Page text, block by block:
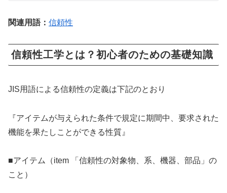
関連用語： 信頼性
信頼性工学とは？初心者のための基礎知識
JIS用語による信頼性の定義は下記のとおり
『アイテムが与えられた条件で規定に期間中、要求された
機能を果たしことができる性質』
■アイテム（item 「信頼性の対象物、系、機器、部品」の
こと）